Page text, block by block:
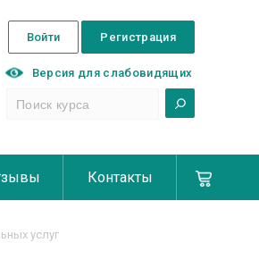
Регистрация
Войти
Версия для слабовидящих
Контакты
услуг